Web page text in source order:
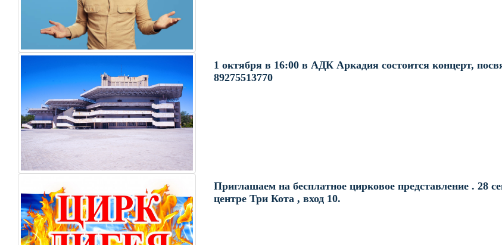
1 октября в 16:00 в АДК Аркадия состоится концерт,
89275513770
Приглашаем на бесплатное цирковое представление . 28
центре Три Кота , вход 10.